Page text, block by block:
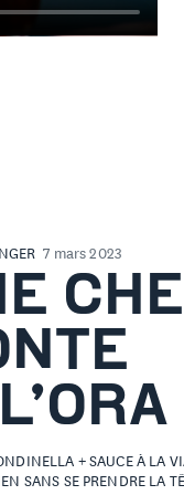
7 mars 2023
+ SAUCE À LA
SANS SE PRENDRE LA